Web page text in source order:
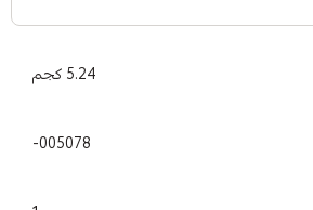
5.24 كجم
005078-